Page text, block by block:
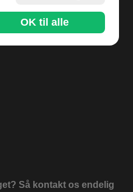
Så kontakt os endelig
OK til alle